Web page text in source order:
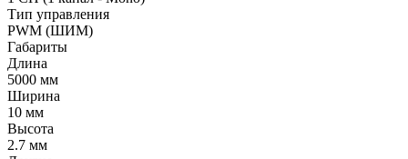
Тип управления
PWM (ШИМ)
Габариты
Длина
5000 мм
Ширина
10 мм
Высота
2.7 мм